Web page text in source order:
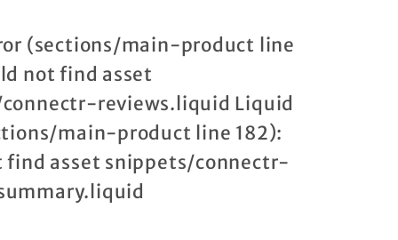
(sections/main-product line
not find asset
reviews.liquid Liquid
main-product line 182):
find asset snippets/connectr-